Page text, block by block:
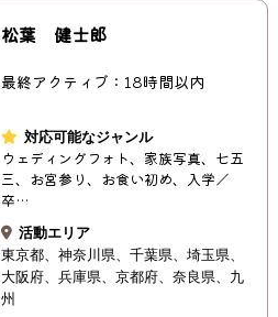
松葉 健士郎
最終アクティブ：18時間以内
対応可能なジャンル
ウェディングフォト、家族写真、七五
三、お宮参り、お食い初め、入学／
卒…
活動エリア
東京都
神奈川県 千葉県
埼玉県
大阪府
兵庫県 京都府 奈良県
九
州